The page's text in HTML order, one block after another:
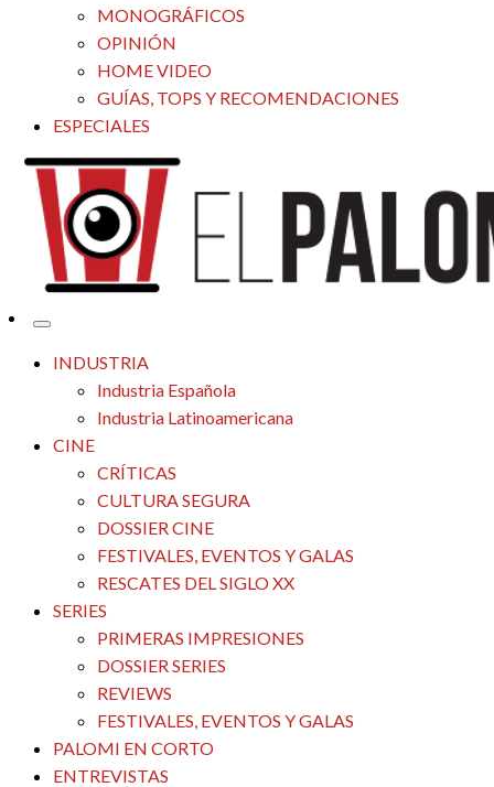
MONOGRÁFICOS
OPINIÓN
HOME VIDEO
GUÍAS, TOPS Y RECOMENDACIONES
ESPECIALES
El Palomitrón
Tu espacio de la industria de cine española y latinoamericana
INDUSTRIA
Industria Española
Industria Latinoamericana
CINE
CRÍTICAS
CULTURA SEGURA
DOSSIER CINE
FESTIVALES, EVENTOS Y GALAS
RESCATES DEL SIGLO XX
SERIES
PRIMERAS IMPRESIONES
DOSSIER SERIES
REVIEWS
FESTIVALES, EVENTOS Y GALAS
PALOMI EN CORTO
ENTREVISTAS